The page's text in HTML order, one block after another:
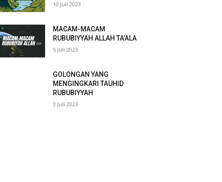
10 Juli 2023
MACAM-MACAM
RUBUBIYYAH ALLAH TA’ALA
5 Juli 2023
GOLONGAN YANG
MENGINGKARI TAUHID
RUBUBIYYAH
3 Juli 2023